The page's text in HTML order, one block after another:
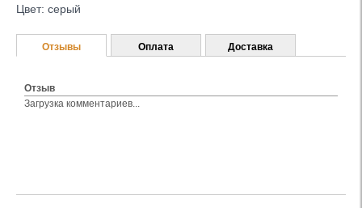
Цвет: серый
Отзывы
Отзыв
Загрузка комментариев...
Оплата Доставка